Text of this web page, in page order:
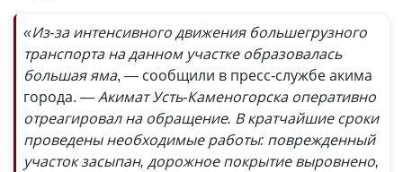
«Из-за интенсивного движения большегрузного
транспорта на данном участке образовалась
большая яма, — сообщили в пресс-службе акима
города. — Акимат Усть-Каменогорска оперативно
отреагировал на обращение. В кратчайшие сроки
проведены необходимые работы: поврежденный
участок засыпан, дорожное покрытие выровнено,